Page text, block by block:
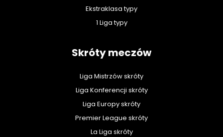
Ekstraklasa typy
1 Liga typy
Skróty meczów
Liga Mistrzów skróty
Liga Konferencji skróty
Liga Europy skróty
Premier League skróty
La Liga skróty